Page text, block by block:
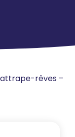
rêves –